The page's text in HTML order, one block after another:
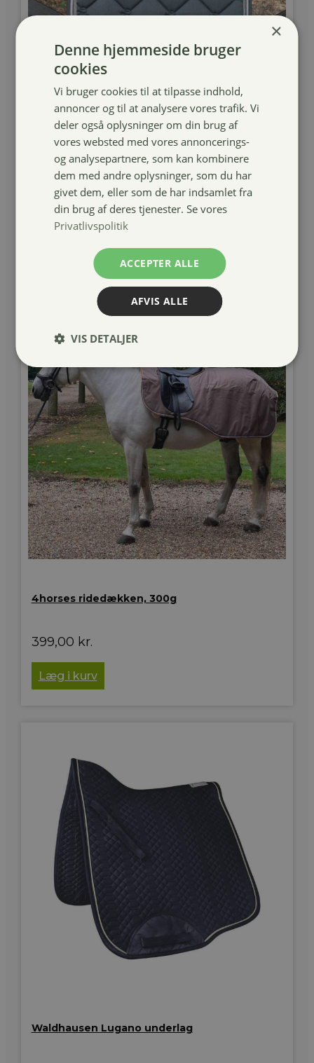
Pro Collection Logo Quilt underlag
399,00kr.
4horses ridedækken, 300g
399,00 kr.
Læg i kurv
Waldhausen Lugano underlag
×
Denne hjemmeside bruger
cookies
Vi bruger cookies til at tilpasse indhold,
annoncer og til at analysere vores trafik. Vi
deler også oplysninger om din brug af
vores websted med vores annoncerings-
og analysepartnere, som kan kombinere
dem med andre oplysninger, som du har
givet dem, eller som de har indsamlet fra
din brug af deres tjenester. Se vores
Privatlivspolitik
ACCEPTER ALLE
AFVIS ALLE
VIS DETALJER